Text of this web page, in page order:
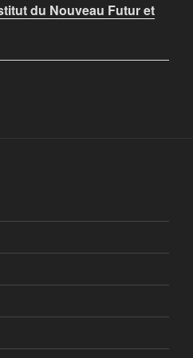
du Nouveau Futur et